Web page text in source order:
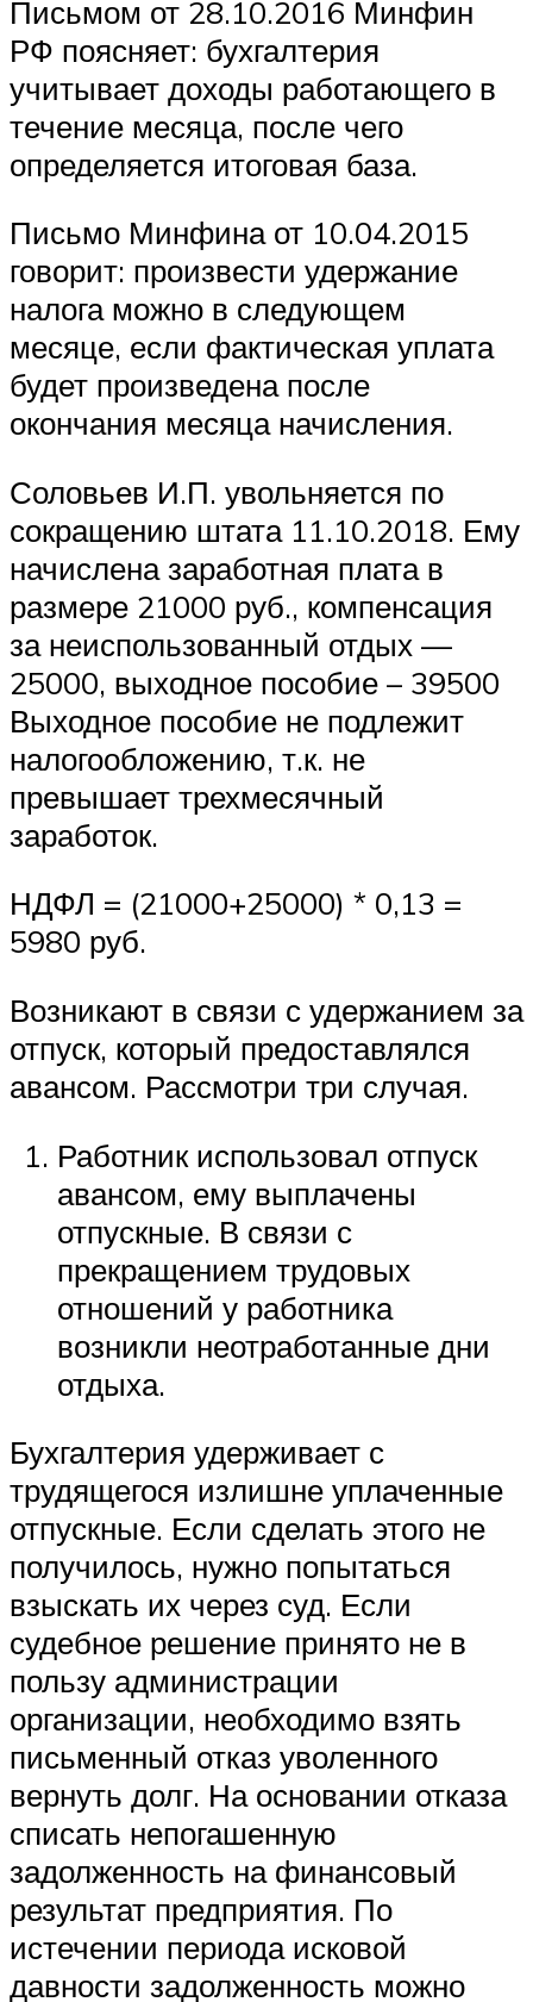
Письмом от 28.10.2016 Минфин
РФ поясняет: бухгалтерия
учитывает доходы работающего в
течение месяца, после чего
определяется итоговая база.
Письмо Минфина от 10.04.2015
говорит: произвести удержание
налога можно в следующем
месяце, если фактическая уплата
будет произведена после
окончания месяца начисления.
Соловьев И.П. увольняется по
сокращению штата 11.10.2018. Ему
начислена заработная плата в
размере 21000 руб., компенсация
за неиспользованный отдых —
25000, выходное пособие – 39500
Выходное пособие не подлежит
налогообложению, т.к. не
превышает трехмесячный
заработок.
НДФЛ = (21000+25000) * 0,13 =
5980 руб.
Возникают в связи с удержанием за
отпуск, который предоставлялся
авансом. Рассмотри три случая.
Работник использовал отпуск
авансом, ему выплачены
отпускные. В связи с
прекращением трудовых
отношений у работника
возникли неотработанные дни
отдыха.
Бухгалтерия удерживает с
трудящегося излишне уплаченные
отпускные. Если сделать этого не
получилось, нужно попытаться
взыскать их через суд. Если
судебное решение принято не в
пользу администрации
организации, необходимо взять
письменный отказ уволенного
вернуть долг. На основании отказа
списать непогашенную
задолженность на финансовый
результат предприятия. По
истечении периода исковой
давности задолженность можно